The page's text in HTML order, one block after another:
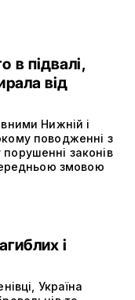
в підвалі,
від
Нижній і
поводженні з
законів
змовою
і
Україна